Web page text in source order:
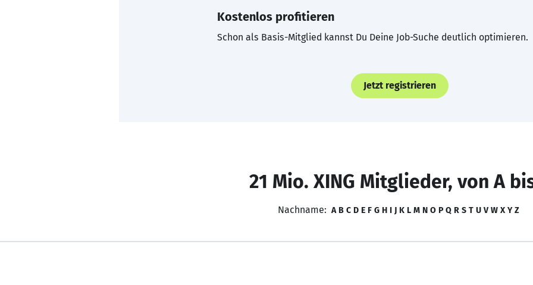
Kostenlos profitieren
Schon als Basis-Mitglied kannst Du Deine Job-Suche deutlich optimieren.
Jetzt registrieren
21 Mio. XING Mitglieder, von A
Nachname: A B C D E F G H I J K L M N O P Q R S T U V W X Y Z